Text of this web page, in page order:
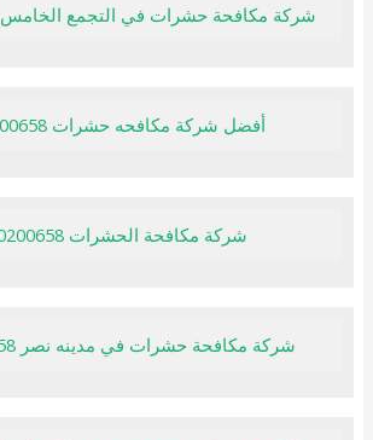
شركة مكافحة حشرات في التجمع الخامس 01000200658
أفضل شركة مكافحه حشرات 01000200658
شركة مكافحة الحشرات 01000200658
شركة مكافحة حشرات في مدينه نصر 01000200658